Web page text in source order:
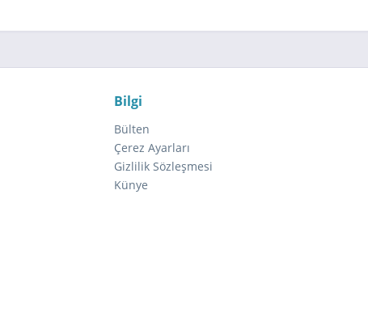
Bilgi
Bülten
Çerez Ayarları
Gizlilik Sözleşmesi
Künye